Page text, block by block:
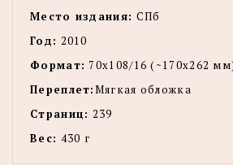
Место издания: СПб
Год: 2010
Формат: 70x108/16 (~170х262
Переплет:Мягкая обложка
Страниц: 239
Вес: 430 г